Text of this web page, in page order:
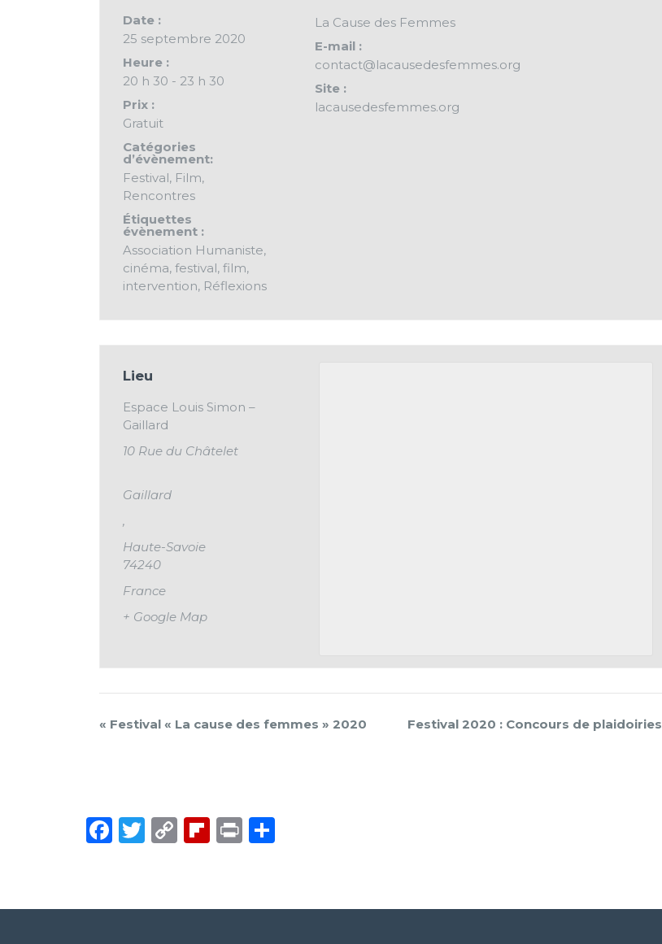
Date :
25 septembre 2020
Heure :
20 h 30 - 23 h 30
Prix :
Gratuit
Catégories
d’évènement:
Festival, Film,
Rencontres
Étiquettes
évènement :
Association Humaniste,
cinéma,festival,film,
intervention, Réflexions
La Cause des Femmes
E-mail :
contact@lacausedesfemmes.org
Site :
lacausedesfemmes.org
Lieu
Espace Louis Simon –
Gaillard
10 Rue du Châtelet
Gaillard
,
Haute-Savoie
74240
France
+ Google Map
« Festival « La cause des femmes » 2020 Festival 2020 : Concours de plaidoiries
Facebook
Twitter
CopyFlipboard
Print